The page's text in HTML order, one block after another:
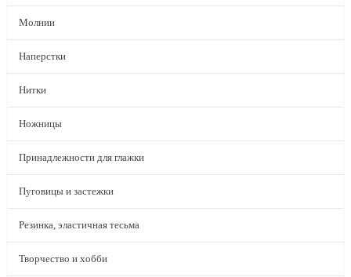
Молнии
Наперстки
Нитки
Ножницы
Принадлежности для глажки
Пуговицы и застежки
Резинка, эластичная тесьма
Творчество и хобби